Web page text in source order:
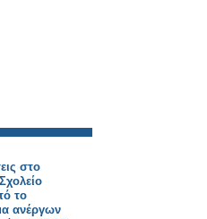
στο
το
ανέργων